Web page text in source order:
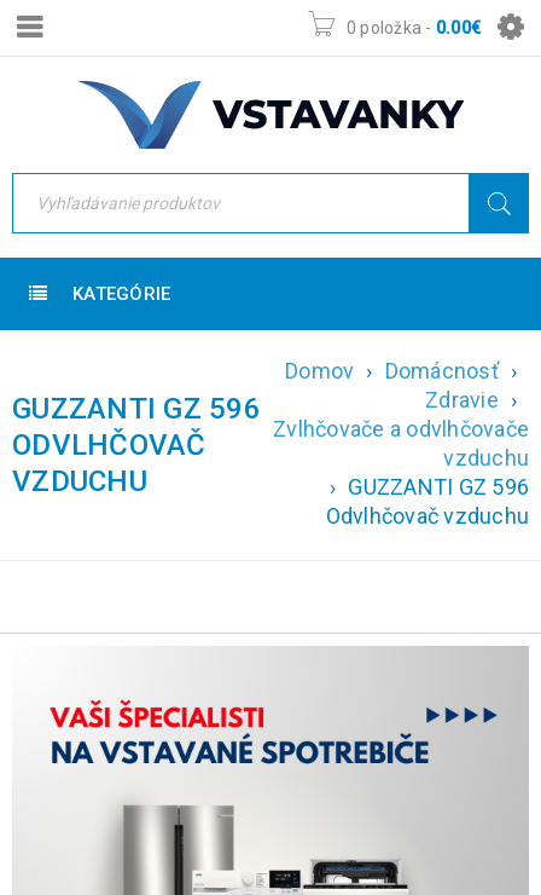
0 položka - 0.00€
KATEGÓRIE
GUZZANTI GZ 596
ODVLHČOVAČ
VZDUCHU
Domov › Domácnosť ›
Zdravie ›
Zvlhčovače a odvlhčovače
vzduchu
› GUZZANTI GZ 596
Odvlhčovač vzduchu